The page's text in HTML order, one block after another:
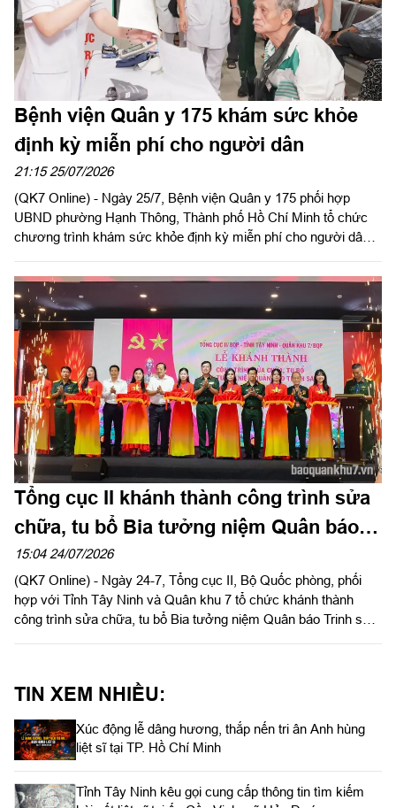
Bệnh viện Quân y 175 khám sức khỏe
định kỳ miễn phí cho người dân
21:15 25/07/2026
(QK7 Online) - Ngày 25/7, Bệnh viện Quân y 175 phối hợp
UBND phường Hạnh Thông, Thành phố Hồ Chí Minh tổ chức
chương trình khám sức khỏe định kỳ miễn phí cho người dân,
Tổng cục II khánh thành công trình sửa
chữa, tu bổ Bia tưởng niệm Quân báo
Trinh sát tại Tây Ninh
15:04 24/07/2026
(QK7 Online) - Ngày 24-7, Tổng cục II, Bộ Quốc phòng, phối
hợp với Tỉnh Tây Ninh và Quân khu 7 tổ chức khánh thành
công trình sửa chữa, tu bổ Bia tưởng niệm Quân báo Trinh sát
TIN XEM NHIỀU:
Xúc động lễ dâng hương, thắp nến tri ân Anh hùng
liệt sĩ tại TP. Hồ Chí Minh
Tỉnh Tây Ninh kêu gọi cung cấp thông tin tìm kiếm